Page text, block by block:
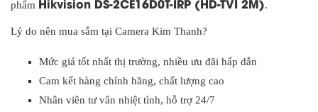
phẩm
.
Lý do nên mua sắm tại Camera Kim Thanh?
Mức giá tốt nhất thị trường, nhiều ưu đãi hấp dẫn
Cam kết hàng chính hãng, chất lượng cao
Nhân viên tư vân nhiệt tình, hỗ trợ 24/7